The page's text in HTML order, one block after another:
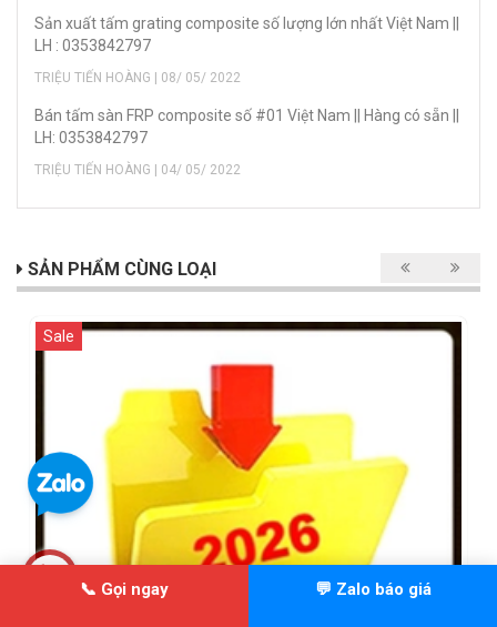
Sản xuất tấm grating composite số lượng lớn nhất Việt Nam ||
LH : 0353842797
TRIỆU TIẾN HOÀNG | 08/ 05/ 2022
Bán tấm sàn FRP composite số #01 Việt Nam || Hàng có sẵn ||
LH: 0353842797
TRIỆU TIẾN HOÀNG | 04/ 05/ 2022
SẢN PHẨM CÙNG LOẠI
Sale
📞 Gọi ngay 💬 Zalo báo giá